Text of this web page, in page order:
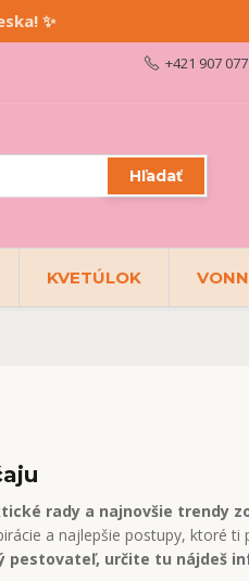
✨
Hľadať
+421 907
KVETÚLOK
rady a najnovšie trendy
a najlepšie postupy, ktoré
pestovateľ, určite tu nájdeš